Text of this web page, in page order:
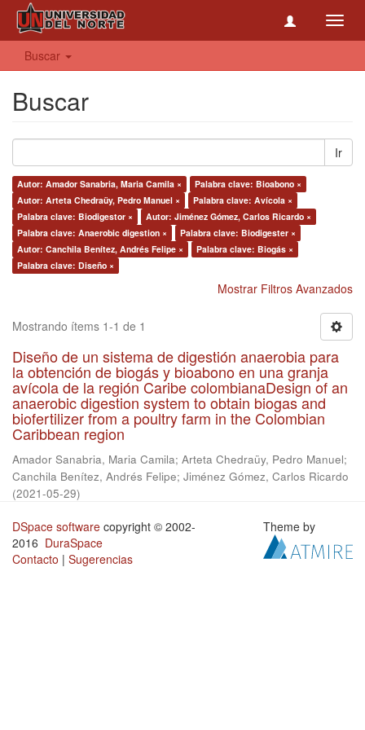
Buscar
Buscar
Ir
Autor: Amador Sanabria, Maria Camila ×
Palabra clave: Bioabono ×
Autor: Arteta Chedraüy, Pedro Manuel ×
Palabra clave: Avícola ×
Palabra clave: Biodigestor ×
Autor: Jiménez Gómez, Carlos Ricardo ×
Palabra clave: Anaerobic digestion ×
Palabra clave: Biodigester ×
Autor: Canchila Benítez, Andrés Felipe ×
Palabra clave: Biogás ×
Palabra clave: Diseño ×
Mostrar Filtros Avanzados
Mostrando ítems 1-1 de 1
Diseño de un sistema de digestión anaerobia para
la obtención de biogás y bioabono en una granja
avícola de la región Caribe colombianaDesign of an
anaerobic digestion system to obtain biogas and
biofertilizer from a poultry farm in the Colombian
Caribbean region
Amador Sanabria, Maria Camila; Arteta Chedraüy, Pedro Manuel;
Canchila Benítez, Andrés Felipe; Jiménez Gómez, Carlos Ricardo
(2021-05-29)
DSpace software copyright © 2002-
2016 DuraSpace
Contacto | Sugerencias
Theme by